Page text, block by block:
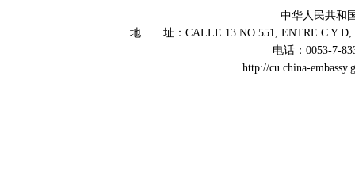
中华人民共和
地 址：CALLE 13 NO.551, ENTRE C Y D,
电话：0053-7-
http://cu.china-